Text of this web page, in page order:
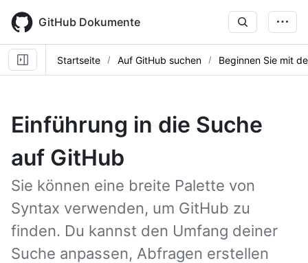
main
content
GitHub Dokumente
Startseite Auf GitHub suchen Beginnen Sie mit
Einführung in die Suche
auf GitHub
Sie können eine breite Palette von
Syntax verwenden, um GitHub zu
finden. Du kannst den Umfang deiner
Suche anpassen, Abfragen erstellen